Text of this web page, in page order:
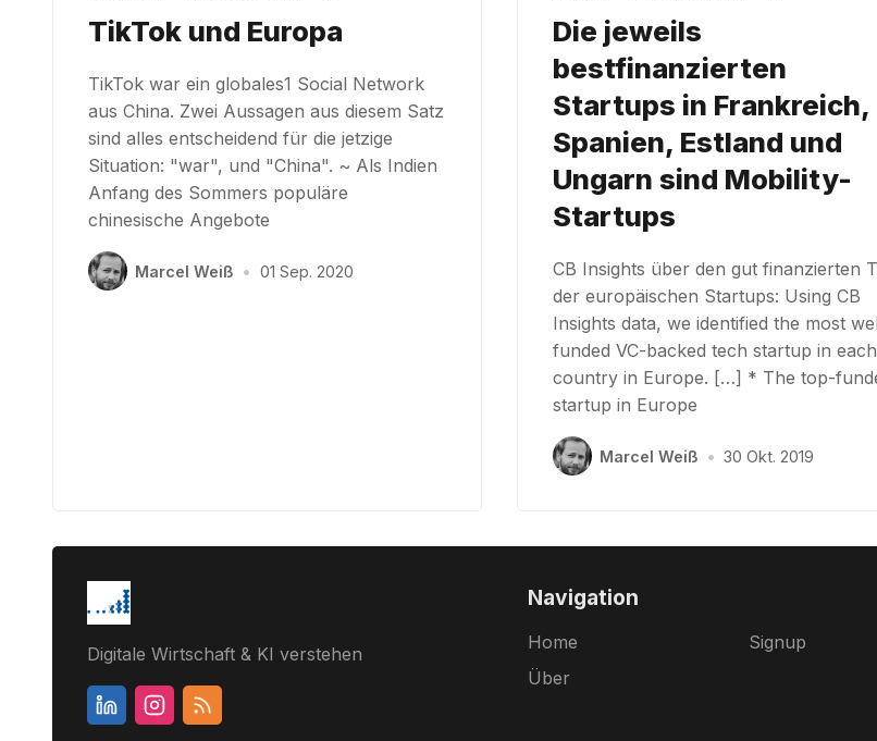
TikTok und Europa
TikTok war ein globales1 Social Network
aus China. Zwei Aussagen aus diesem Satz
sind alles entscheidend für die jetzige
Situation: "war", und "China". ~ Als Indien
Anfang des Sommers populäre
chinesische Angebote
Marcel Weiß • 01 Sep. 2020
Die jeweils
bestfinanzierten
Startups in Frankreich,
Spanien, Estland und
Ungarn sind Mobility-
Startups
CB Insights über den gut finanzierten
der europäischen Startups: Using CB
Insights data, we identified the most
funded VC-backed tech startup in each
country in Europe. […] * The top-
startup in Europe
Marcel Weiß • 30 Okt. 2019
Digitale Wirtschaft & KI verstehen
Navigation
Home
Über
Signup